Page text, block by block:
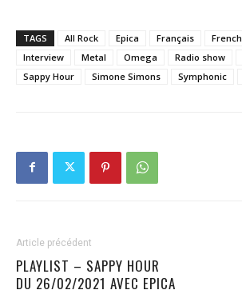
TAGS All Rock Epica Français French
Interview
Metal Omega Radio show
Sappy Hour
Simone Simons Symphonic
Article précédent
PLAYLIST – SAPPY HOUR
DU 26/02/2021 AVEC EPICA